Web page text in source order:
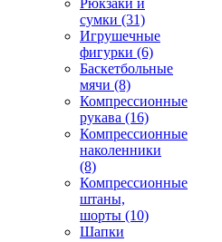
сумки (31)
Игрушечные
фигурки (6)
Баскетбольные
мячи (8)
Компрессионные
рукава (16)
Компрессионные
наколенники
(8)
Компрессионные
штаны,
шорты (10)
Шапки